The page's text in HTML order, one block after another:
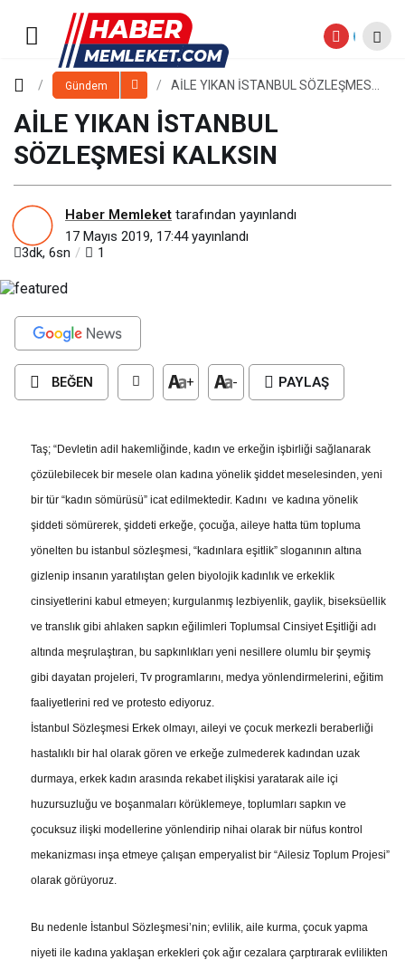
Gündem
AİLE YIKAN İSTANBUL SÖZLEŞMESİ
AİLE YIKAN İSTANBUL
SÖZLEŞMESİ KALKSIN
Haber Memleket tarafından yayınlandı
17 Mayıs 2019, 17:44yayınlandı
3dk, 6sn
1
BEĞEN + - PAYLAŞ
Taş; “Devletin adil hakemliğinde, kadın ve erkeğin işbirliği sağlanarak
çözülebilecek bir mesele olan kadına yönelik şiddet meselesinden, yeni
bir tür “kadın sömürüsü” icat edilmektedir. Kadını ve kadına yönelik
şiddeti sömürerek, şiddeti erkeğe, çocuğa, aileye hatta tüm topluma
yönelten bu istanbul sözleşmesi, “kadınlara eşitlik” sloganının altına
gizlenip insanın yaratılıştan gelen biyolojik kadınlık ve erkeklik
cinsiyetlerini kabul etmeyen; kurgulanmış lezbiyenlik, gaylik, biseksüellik
ve translık gibi ahlaken sapkın eğilimleri Toplumsal Cinsiyet Eşitliği adı
altında meşrulaştıran, bu sapkınlıkları yeni nesillere olumlu bir şeymiş
gibi dayatan projeleri, Tv programlarını, medya yönlendirmelerini, eğitim
faaliyetlerini red ve protesto ediyoruz.
İstanbul Sözleşmesi Erkek olmayı, aileyi ve çocuk merkezli beraberliği
hastalıklı bir hal olarak gören ve erkeğe zulmederek kadından uzak
durmaya, erkek kadın arasında rekabet ilişkisi yaratarak aile içi
huzursuzluğu ve boşanmaları körüklemeye, toplumları sapkın ve
çocuksuz ilişki modellerine yönlendirip nihai olarak bir nüfus kontrol
mekanizması inşa etmeye çalışan emperyalist bir “Ailesiz Toplum Projesi”
olarak görüyoruz.
Bu nedenle İstanbul Sözleşmesi’nin; evlilik, aile kurma, çocuk yapma
niyeti ile kadına yaklaşan erkekleri çok ağır cezalara çarptırarak evlilikten
AİLE YIKAN İSTANBUL
SÖZLEŞMESİ KALKSIN
Yorum Yap